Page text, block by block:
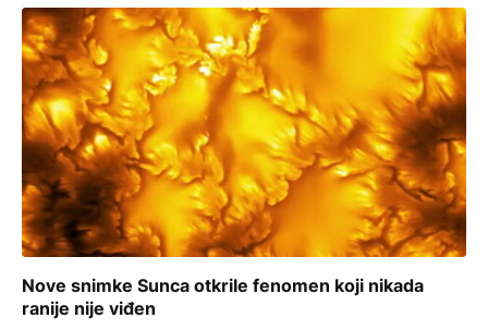
Nove snimke Sunca otkrile fenomen koji nikada
ranije nije viđen